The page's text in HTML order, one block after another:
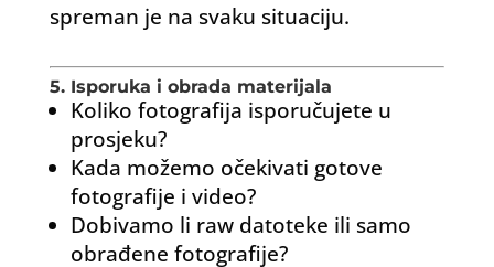
spreman je na svaku situaciju.
5. Isporuka i obrada materijala
Koliko fotografija isporučujete u
prosjeku?
Kada možemo očekivati gotove
fotografije i video?
Dobivamo li raw datoteke ili samo
obrađene fotografije?